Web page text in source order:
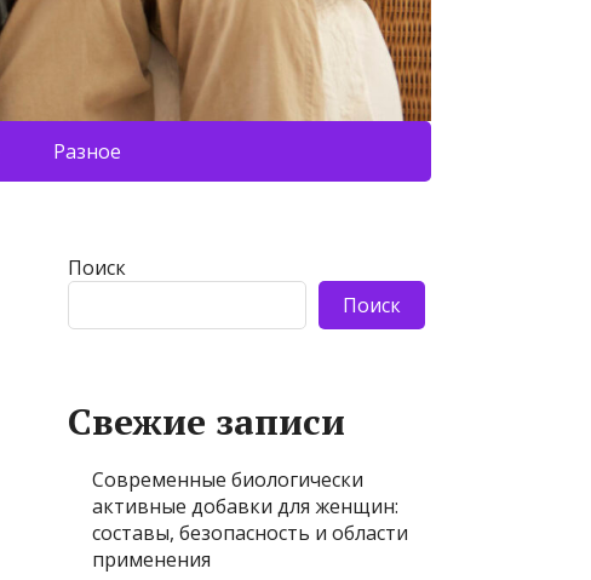
Разное
Поиск
Поиск
Свежие записи
Современные биологически
активные добавки для женщин:
составы, безопасность и области
применения